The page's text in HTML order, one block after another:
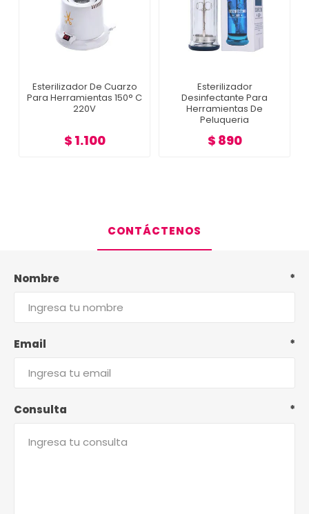
Esterilizador De Cuarzo
Para Herramientas 150° C
220V
$ 1.100
Esterilizador
Desinfectante Para
Herramientas De
Peluqueria
$ 890
CONTÁCTENOS
Nombre *
Email *
Consulta *